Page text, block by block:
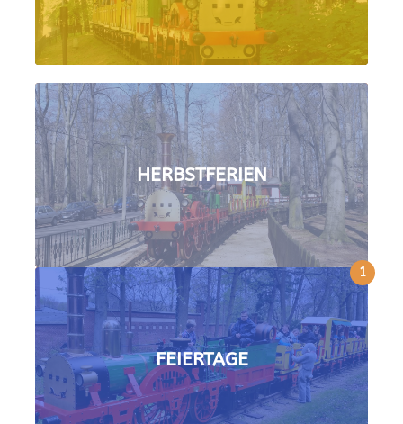
HERBSTFERIEN
FEIERTAGE
1